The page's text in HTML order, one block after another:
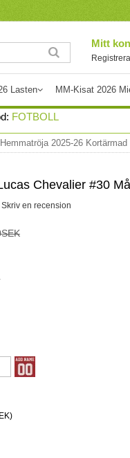
Mitt
Registrera
Lasten MM-Kisat 2026
FOTBOLL
2025-26 Kortärmad
Chevalier #30
Skriv en recension